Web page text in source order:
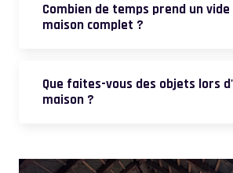
Combien de temps prend un vide
maison complet ?
Que faites-vous des objets lors
maison ?